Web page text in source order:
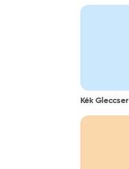
Kék Gleccser